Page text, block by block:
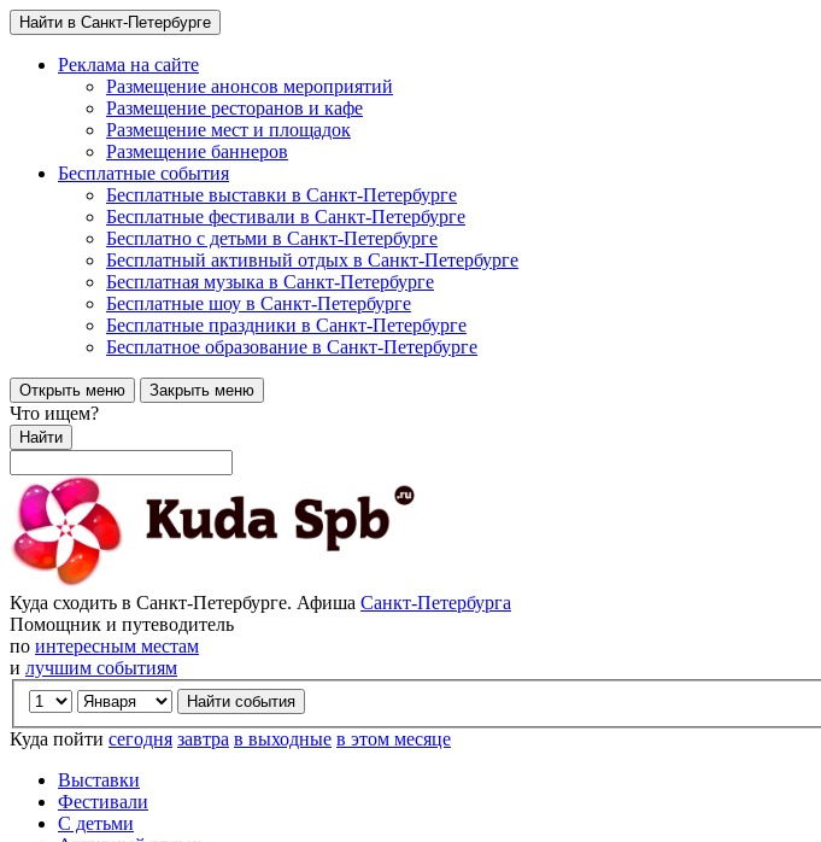
Найти в Санкт-Петербурге
Реклама на сайте
Размещение анонсов мероприятий
Размещение ресторанов и кафе
Размещение мест и площадок
Размещение баннеров
Бесплатные события
Бесплатные выставки в Санкт-Петербурге
Бесплатные фестивали в Санкт-Петербурге
Бесплатно с детьми в Санкт-Петербурге
Бесплатный активный отдых в Санкт-Петербурге
Бесплатная музыка в Санкт-Петербурге
Бесплатные шоу в Санкт-Петербурге
Бесплатные праздники в Санкт-Петербурге
Бесплатное образование в Санкт-Петербурге
Открыть меню Закрыть меню
Что ищем?
Найти
Куда сходить в Санкт-Петербурге. Афиша Санкт-Петербурга
Помощник и путеводитель
по интересным местам
и лучшим событиям
Куда пойти сегодня завтра в выходные в этом месяце
Выставки
Фестивали
С детьми